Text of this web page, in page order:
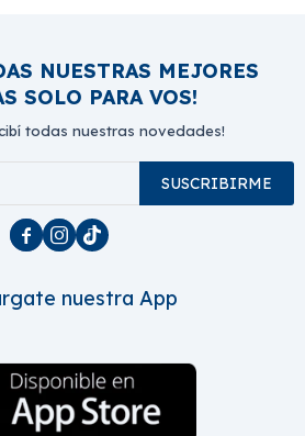
NUESTRAS MEJORES
SOLO PARA VOS!
todas nuestras novedades!
SUSCRIBIRME
  
nuestra App